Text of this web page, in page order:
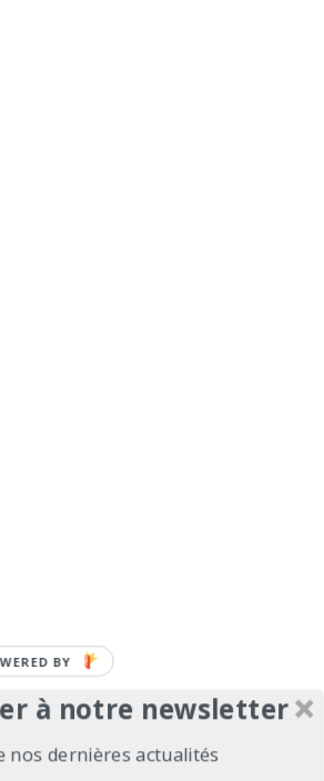
à notre newsletter
nos dernières actualités
BY